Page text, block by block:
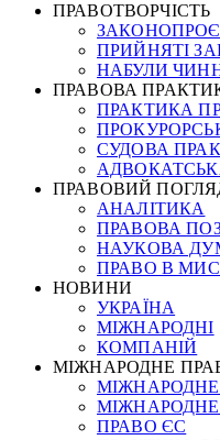
ПРАВОТВОРЧІСТЬ
ПРИЙНЯТІ
НАБУЛИ
ПРАВОВА
ПРАКТИКА
СУДОВА
ПРАВОВИЙ
АНАЛІТИКА
ПРАВОВА
НАУКОВА
ПРАВО В
НОВИНИ
УКРАЇНА
МІЖНАРОДНІ
КОМПАНІЙ
МІЖНАРОДНЕ
МІЖНАРОДНЕ
ПРАВО ЄС